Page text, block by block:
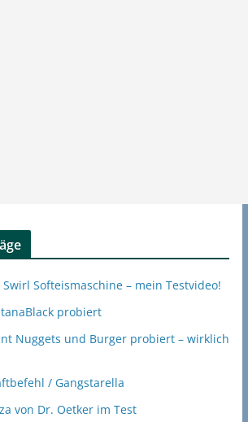
Softeismaschine – mein Testvideo!
probiert
Nuggets und Burger probiert – wirklich
/ Gangstarella
von Dr. Oetker im Test